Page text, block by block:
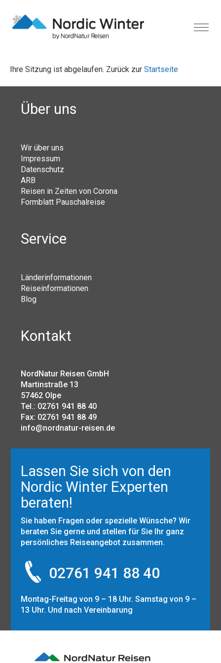
Ihre Sitzung ist abgelaufen. Zurück zur Startseite
Über uns
Wir über uns
Impressum
Datenschutz
ARB
Reisen in Zeiten von Corona
Formblatt Pauschalreise
Service
Länderinformationen
Reiseinformationen
Blog
Kontakt
NordNatur Reisen GmbH
Martinstraße 13
57462 Olpe
Tel.: 02761 941 88 40
Fax: 02761 941 88 49
info@nordnatur-reisen.de
Lassen Sie sich von den
Nordic Winter Experten
beraten!
Sie haben Fragen oder spezielle Wünsche? Wir
beraten Sie gerne und stellen für Sie Ihr ganz
persönliches Reiseangebot zusammen.
02761 941 88 40
Montag-Freitag von 9 – 18 Uhr. Samstag von 9 –
13 Uhr. Und nach Vereinbarung